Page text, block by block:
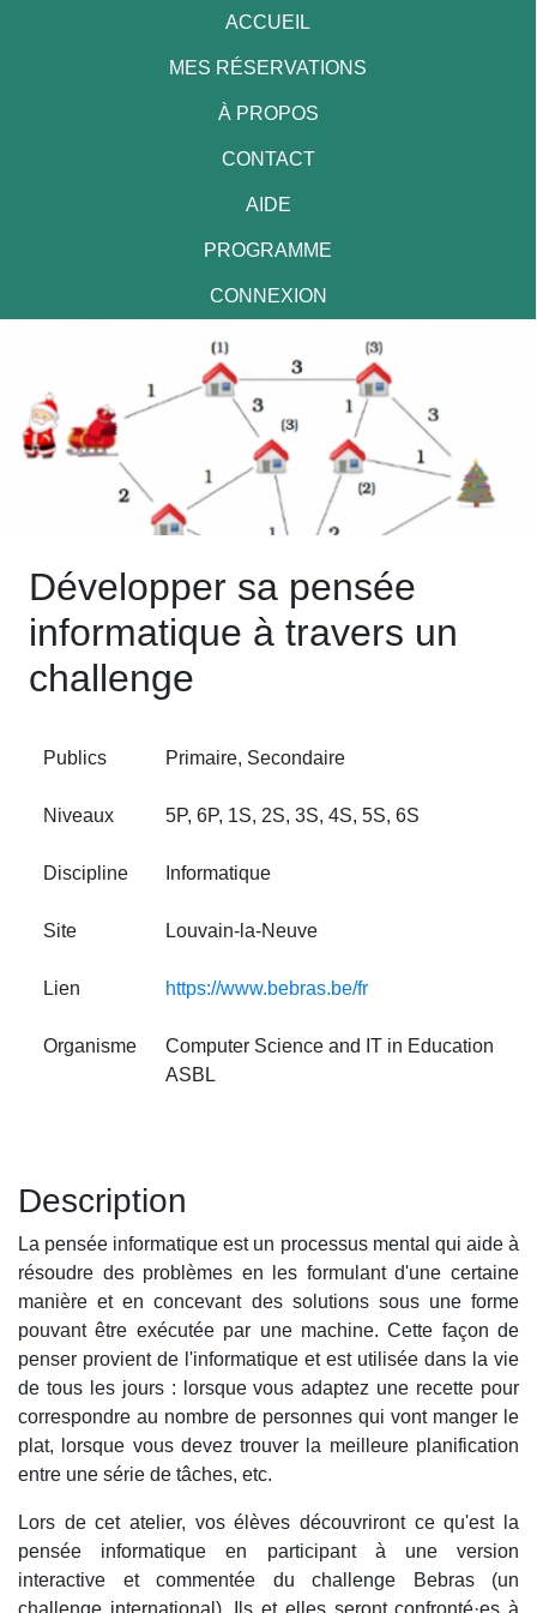
ACCUEIL
MES RÉSERVATIONS
À PROPOS
CONTACT
AIDE
PROGRAMME
CONNEXION
Développer sa pensée
informatique à travers un
challenge
Publics Primaire, Secondaire
Niveaux 5P, 6P, 1S, 2S, 3S, 4S, 5S, 6S
Discipline Informatique
Site Louvain‑la‑Neuve
Lien https://www.bebras.be/fr
Organisme
Computer Science and IT in Education
ASBL
Description
La pensée informatique est un processus mental qui aide à
résoudre des problèmes en les formulant d'une certaine
manière et en concevant des solutions sous une forme
pouvant être exécutée par une machine. Cette façon de
penser provient de l'informatique et est utilisée dans la vie
de tous les jours : lorsque vous adaptez une recette pour
correspondre au nombre de personnes qui vont manger le
plat, lorsque vous devez trouver la meilleure planification
entre une série de tâches, etc.
Lors de cet atelier, vos élèves découvriront ce qu'est la
pensée informatique en participant à une version
interactive et commentée du challenge Bebras (un
challenge international). Ils et elles seront confronté·es à